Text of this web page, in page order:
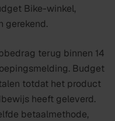
Bike-winkel,
gerekend.
terug binnen 14
Budget
totdat het product
heeft geleverd.
betaalmethode,